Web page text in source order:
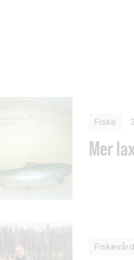
Fiske
Mer
Fiskevård